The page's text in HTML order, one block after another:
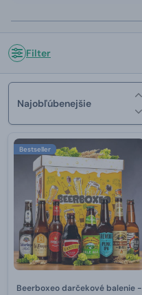
Filter
Najobľúbenejšie
Bestseller
Beerboxeo darčekové balenie -